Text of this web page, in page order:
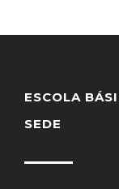
ESCOLA
SEDE